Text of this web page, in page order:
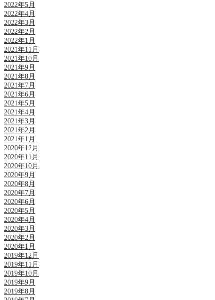
2022年5月
2022年4月
2022年3月
2022年2月
2022年1月
2021年11月
2021年10月
2021年9月
2021年8月
2021年7月
2021年6月
2021年5月
2021年4月
2021年3月
2021年2月
2021年1月
2020年12月
2020年11月
2020年10月
2020年9月
2020年8月
2020年7月
2020年6月
2020年5月
2020年4月
2020年3月
2020年2月
2020年1月
2019年12月
2019年11月
2019年10月
2019年9月
2019年8月